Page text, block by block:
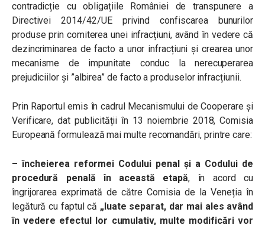
contradicție cu obligațiile României de transpunere a
Directivei 2014/42/UE privind confiscarea bunurilor
produse prin comiterea unei infracțiuni, având în vedere că
dezincriminarea de facto a unor infracțiuni și crearea unor
mecanisme de impunitate conduc la nerecuperarea
prejudiciilor și ”albirea” de facto a produselor infracțiunii.
Prin Raportul emis în cadrul Mecanismului de Cooperare și
Verificare, dat publicității în 13 noiembrie 2018, Comisia
Europeană formulează mai multe recomandări, printre care:
– încheierea reformei Codului penal și a Codului de
procedură penală în această etapă, în acord cu
îngrijorarea exprimată de către Comisia de la Veneția în
legătură cu faptul că „luate separat, dar mai ales având
în vedere efectul lor cumulativ, multe modificări vor